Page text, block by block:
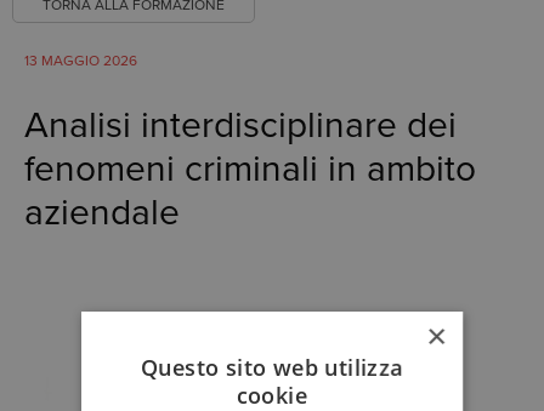
TORNA ALLA FORMAZIONE
13 MAGGIO 2026
Analisi interdisciplinare dei
fenomeni criminali in ambito
aziendale
×
Questo sito web utilizza
cookie